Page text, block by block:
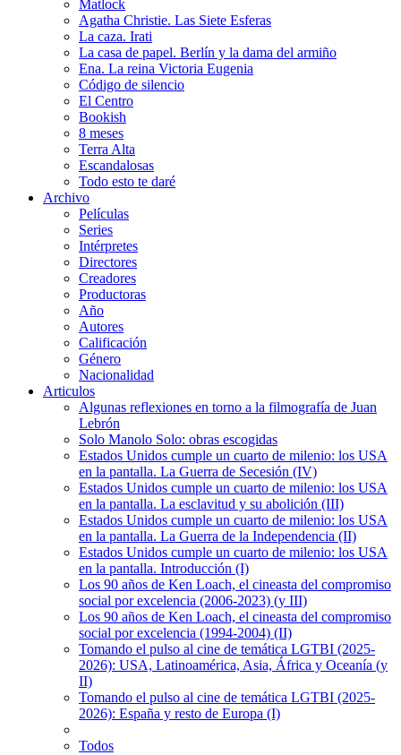
Matlock
Agatha Christie. Las Siete Esferas
La caza. Irati
La casa de papel. Berlín y la dama del armiño
Ena. La reina Victoria Eugenia
Código de silencio
El Centro
Bookish
8 meses
Terra Alta
Escandalosas
Todo esto te daré
Archivo
Películas
Series
Intérpretes
Directores
Creadores
Productoras
Año
Autores
Calificación
Género
Nacionalidad
Articulos
Algunas reflexiones en torno a la filmografía de Juan
Lebrón
Solo Manolo Solo: obras escogidas
Estados Unidos cumple un cuarto de milenio: los USA
en la pantalla. La Guerra de Secesión (IV)
Estados Unidos cumple un cuarto de milenio: los USA
en la pantalla. La esclavitud y su abolición (III)
Estados Unidos cumple un cuarto de milenio: los USA
en la pantalla. La Guerra de la Independencia (II)
Estados Unidos cumple un cuarto de milenio: los USA
en la pantalla. Introducción (I)
Los 90 años de Ken Loach, el cineasta del compromiso
social por excelencia (2006-2023) (y III)
Los 90 años de Ken Loach, el cineasta del compromiso
social por excelencia (1994-2004) (II)
Tomando el pulso al cine de temática LGTBI (2025-
2026): USA, Latinoamérica, Asia, África y Oceanía (y
II)
Tomando el pulso al cine de temática LGTBI (2025-
2026): España y resto de Europa (I)
Todos